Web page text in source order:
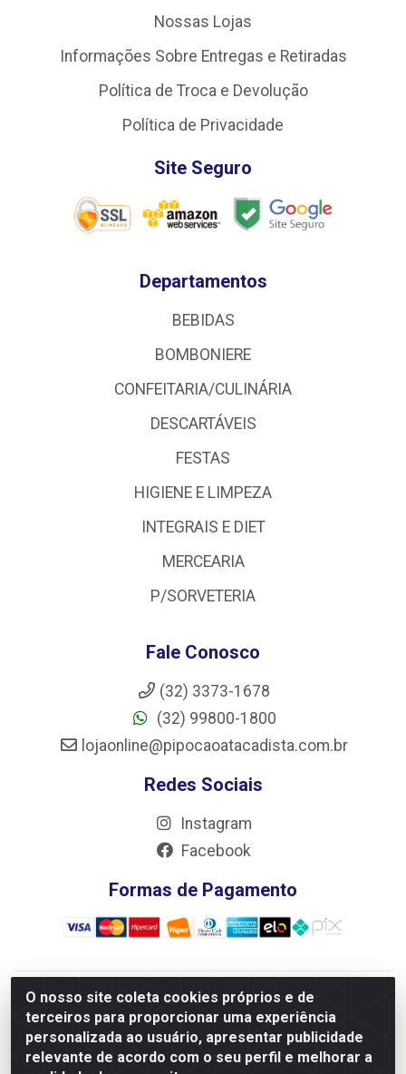
O nosso site coleta cookies próprios e de
terceiros para proporcionar uma experiência
personalizada ao usuário, apresentar publicidade
relevante de acordo com o seu perfil e melhorar a
Nossas Lojas
Informações Sobre Entregas e Retiradas
Política de Troca e Devolução
Política de Privacidade
Site Seguro
Departamentos
BEBIDAS
BOMBONIERE
CONFEITARIA/CULINÁRIA
DESCARTÁVEIS
FESTAS
HIGIENE E LIMPEZA
INTEGRAIS E DIET
MERCEARIA
P/SORVETERIA
Fale Conosco
(32) 3373-1678
(32) 99800-1800
lojaonline@pipocaoatacadista.com.br
Redes Sociais
Instagram
Facebook
Formas de Pagamento
JRS Distribuição e Logística LTDA - Rua Antônio do
Sacramento Torga 70, Vila Nossa Senhora de Fatima - São
João Del Rei/MG - CEP 36305-334 - CNPJ 66.194.085/0001-
02